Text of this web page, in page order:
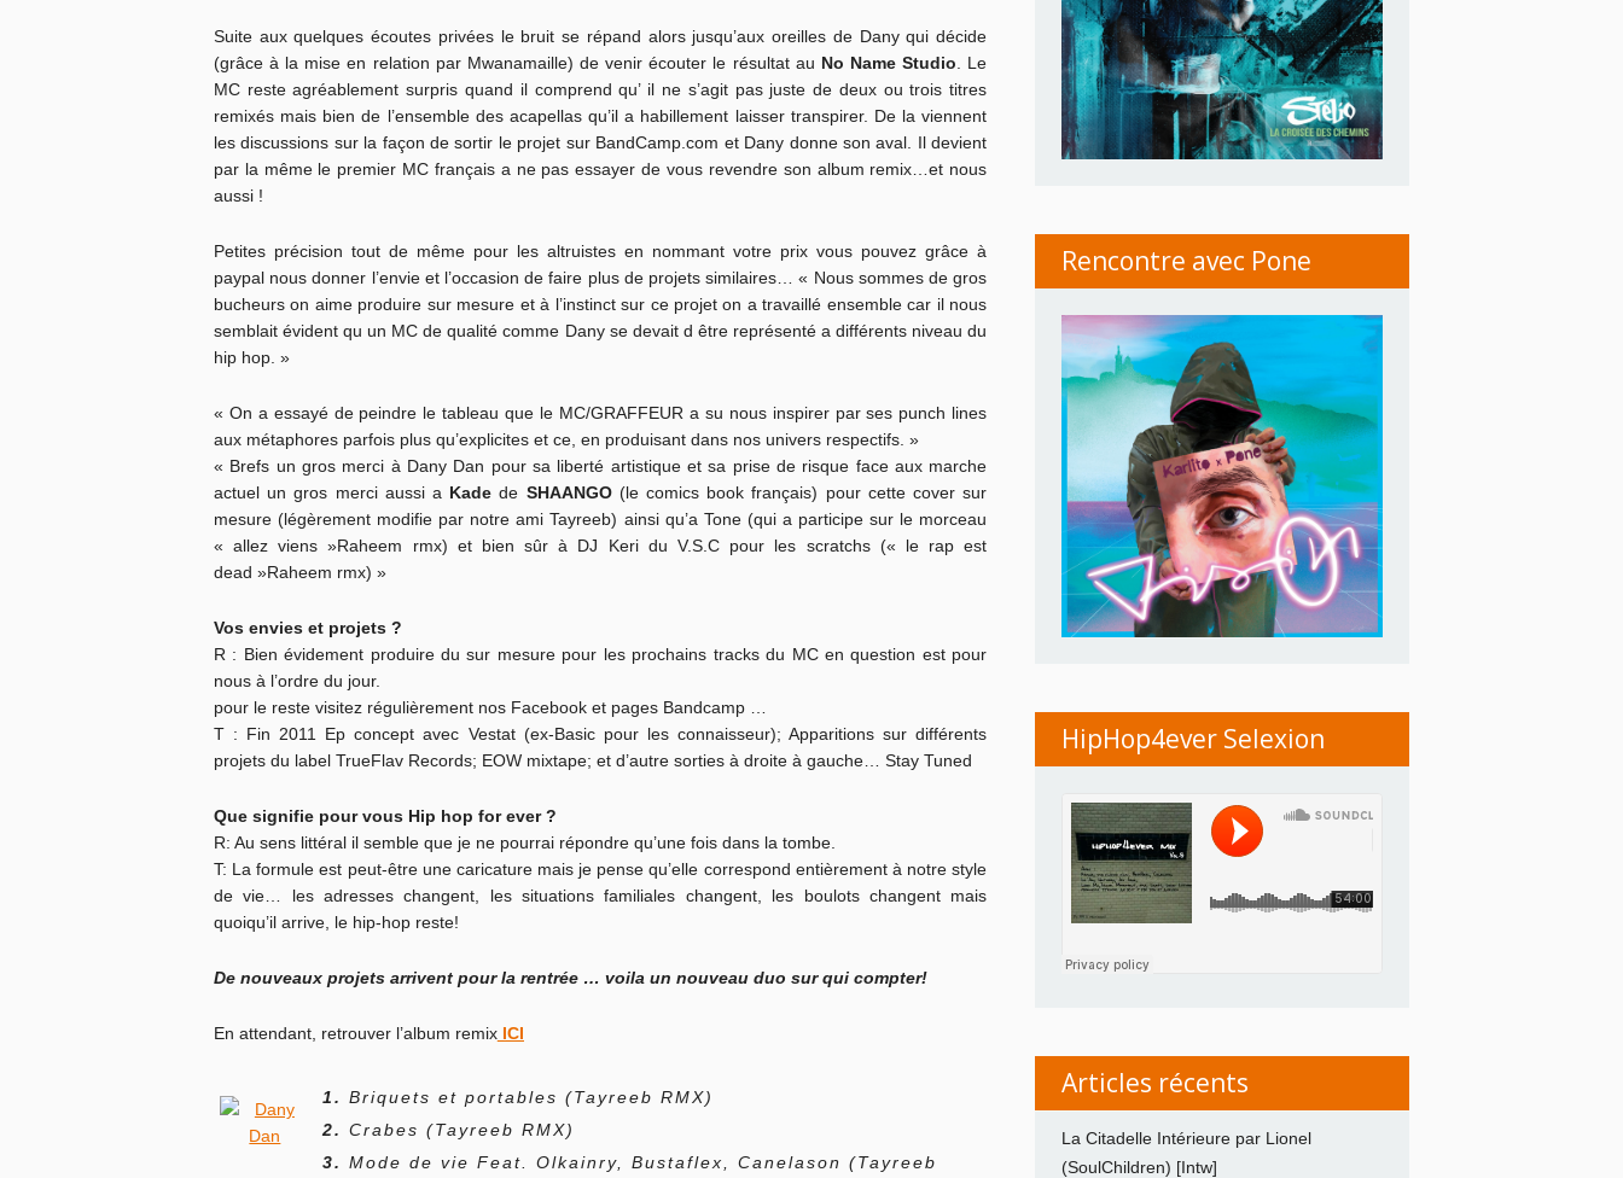
Suite aux quelques écoutes privées le bruit se répand alors jusqu’aux oreilles de Dany qui décide
(grâce à la mise en relation par Mwanamaille) de venir écouter le résultat au No Name Studio . Le
MC reste agréablement surpris quand il comprend qu’ il ne s’agit pas juste de deux ou trois titres
remixés mais bien de l’ensemble des acapellas qu’il a habillement laisser transpirer. De la viennent
les discussions sur la façon de sortir le projet sur BandCamp.com et Dany donne son aval. Il devient
par la même le premier MC français a ne pas essayer de vous revendre son album remix…et nous
aussi !
Petites précision tout de même pour les altruistes en nommant votre prix vous pouvez grâce à
paypal nous donner l’envie et l’occasion de faire plus de projets similaires… « Nous sommes de gros
bucheurs on aime produire sur mesure et à l’instinct sur ce projet on a travaillé ensemble car il nous
semblait évident qu un MC de qualité comme Dany se devait d être représenté a différents niveau du
hip hop. »
« On a essayé de peindre le tableau que le MC/GRAFFEUR a su nous inspirer par ses punch lines
aux métaphores parfois plus qu’explicites et ce, en produisant dans nos univers respectifs. »
« Brefs un gros merci à Dany Dan pour sa liberté artistique et sa prise de risque face aux marche
actuel un gros merci aussi a Kadede SHAANGO (le comics book français) pour cette cover sur
mesure (légèrement modifie par notre ami Tayreeb) ainsi qu’a Tone (qui a participe sur le morceau
« allez viens »Raheem rmx) et bien sûr à DJ Keri du V.S.C pour les scratchs (« le rap est
dead »Raheem rmx) »
Vos envies et projets ?
R : Bien évidement produire du sur mesure pour les prochains tracks du MC en question est pour
nous à l’ordre du jour.
pour le reste visitez régulièrement nos Facebook et pages Bandcamp …
T : Fin 2011 Ep concept avec Vestat (ex-Basic pour les connaisseur); Apparitions sur différents
projets du label TrueFlav Records; EOW mixtape; et d’autre sorties à droite à gauche… Stay Tuned
Que signifie pour vous Hip hop for ever ?
R: Au sens littéral il semble que je ne pourrai répondre qu’une fois dans la tombe.
T: La formule est peut-être une caricature mais je pense qu’elle correspond entièrement à notre style
de vie… les adresses changent, les situations familiales changent, les boulots changent mais
quoiqu’il arrive, le hip-hop reste!
De nouveaux projets arrivent pour la rentrée … voila un nouveau duo sur qui compter!
En attendant, retrouver l’album remixICI
1. Briquets et portables (Tayreeb RMX)
2. Crabes (Tayreeb RMX)
3. Mode de vie Feat. Olkainry, Bustaflex, Canelason (Tayreeb
Rencontre avec Pone
HipHop4ever Selexion
Articles récents
La Citadelle Intérieure par Lionel
(SoulChildren) [Intw]